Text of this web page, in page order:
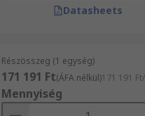
Datasheets
Részösszeg (1 egység)
171 191 Ft(ÁFA nélkül)171 191
Mennyiség